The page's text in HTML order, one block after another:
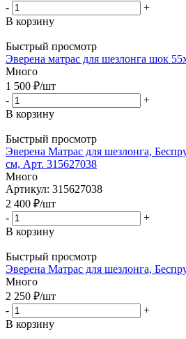
-
+
В корзину
Быстрый просмотр
Эверена матрас для шезлонга шок
Много
1 500 ₽/шт
-
+
В корзину
Быстрый просмотр
Эверена Матрас для шезлонга,
см, Арт. 315627038
Много
Артикул: 315627038
2 400 ₽/шт
-
+
В корзину
Быстрый просмотр
Эверена Матрас для шезлонга,
Много
2 250 ₽/шт
-
+
В корзину